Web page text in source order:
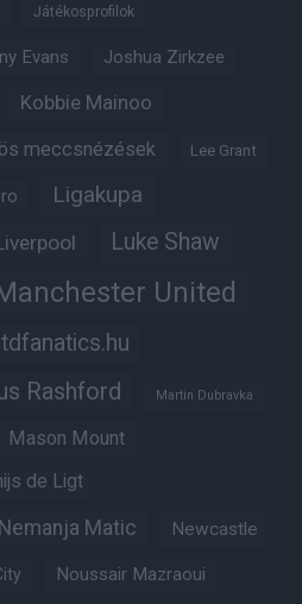
Játékosprofilok
Evans Joshua Zirkzee
Kobbie Mainoo
meccsnézések Lee Grant
Ligakupa
Luke Shaw
United
Rashford Martin Dubravka
Mason Mount
de Ligt
Nemanja Matic Newcastle
Noussair Mazraoui